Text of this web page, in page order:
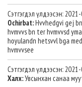
Сэтгэгдэл үлдээсэн:
Ochirbat:Hvvhedgvi gej
hvmvvs bn ter hvmvvsd
hoyulandn hetsvvl bga
hvmvvsee
Сэтгэгдэл үлдээсэн:
Халх:Увсынхан санаа